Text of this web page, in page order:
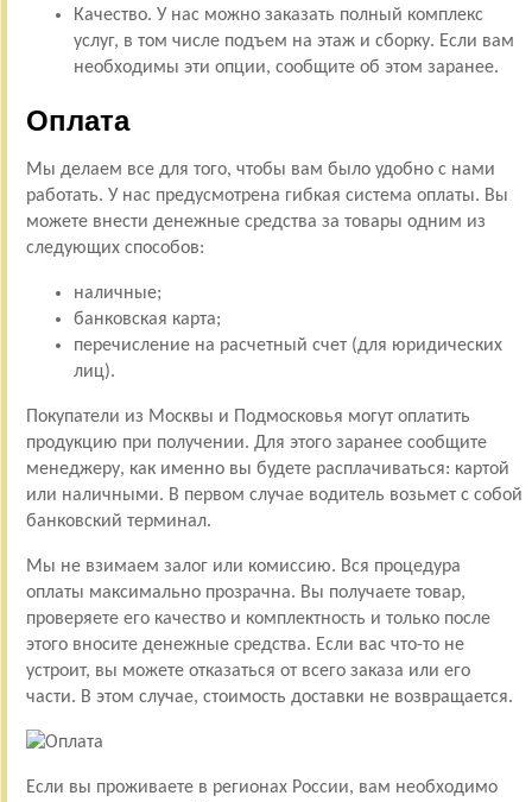
Качество. У нас можно заказать полный комплекс
услуг, в том числе подъем на этаж и сборку. Если вам
необходимы эти опции, сообщите об этом заранее.
Оплата
Мы делаем все для того, чтобы вам было удобно с нами
работать. У нас предусмотрена гибкая система оплаты. Вы
можете внести денежные средства за товары одним из
следующих способов:
наличные;
банковская карта;
перечисление на расчетный счет (для юридических
лиц).
Покупатели из Москвы и Подмосковья могут оплатить
продукцию при получении. Для этого заранее сообщите
менеджеру, как именно вы будете расплачиваться: картой
или наличными. В первом случае водитель возьмет с собой
банковский терминал.
Мы не взимаем залог или комиссию. Вся процедура
оплаты максимально прозрачна. Вы получаете товар,
проверяете его качество и комплектность и только после
этого вносите денежные средства. Если вас что-то не
устроит, вы можете отказаться от всего заказа или его
части. В этом случае, стоимость доставки не возвращается.
Если вы проживаете в регионах России, вам необходимо